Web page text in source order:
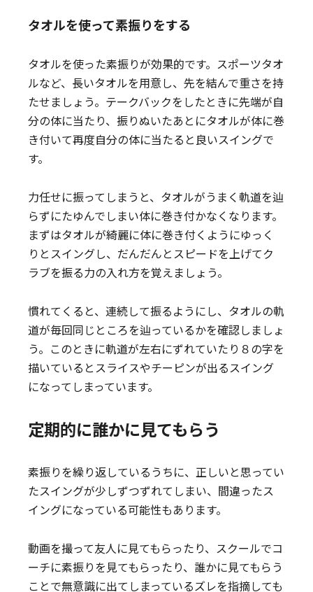
タオルを使って素振りをする
タオルを使った素振りが効果的です。スポーツタオ
ルなど、長いタオルを用意し、先を結んで重さを持
たせましょう。テークバックをしたときに先端が自
分の体に当たり、振りぬいたあとにタオルが体に巻
き付いて再度自分の体に当たると良いスイングで
す。
力任せに振ってしまうと、タオルがうまく軌道を辿
らずにたゆんでしまい体に巻き付かなくなります。
まずはタオルが綺麗に体に巻き付くようにゆっく
りとスイングし、だんだんとスピードを上げてク
ラブを振る力の入れ方を覚えましょう。
慣れてくると、連続して振るようにし、タオルの軌
道が毎回同じところを辿っているかを確認しましょ
う。このときに軌道が左右にずれていたり８の字を
描いているとスライスやチーピンが出るスイング
になってしまっています。
定期的に誰かに見てもらう
素振りを繰り返しているうちに、正しいと思ってい
たスイングが少しずつずれてしまい、間違ったス
イングになっている可能性もあります。
動画を撮って友人に見てもらったり、スクールでコ
ーチに素振りを見てもらったり、誰かに見てもらう
ことで無意識に出てしまっているズレを指摘しても